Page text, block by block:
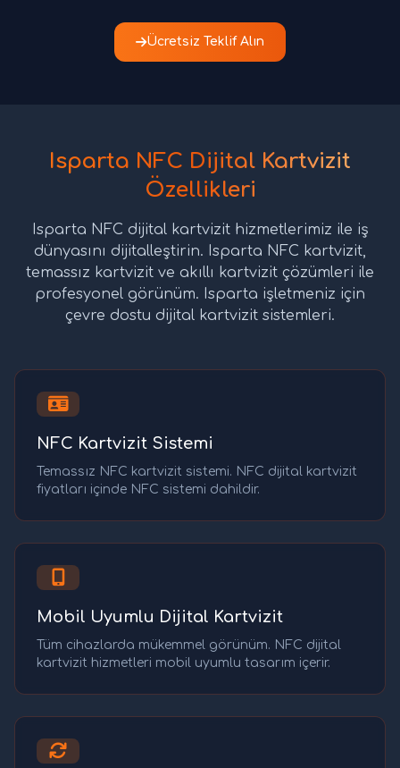
Ücretsiz Teklif Alın
Isparta NFC Dijital Kartvizit
Özellikleri
Isparta NFC dijital kartvizit hizmetlerimiz ile iş
dünyasını dijitalleştirin. Isparta NFC kartvizit,
temassız kartvizit ve akıllı kartvizit çözümleri ile
profesyonel görünüm. Isparta işletmeniz için
çevre dostu dijital kartvizit sistemleri.
NFC Kartvizit Sistemi
Temassız NFC kartvizit sistemi. NFC dijital kartvizit
fiyatları içinde NFC sistemi dahildir.
Mobil Uyumlu Dijital Kartvizit
Tüm cihazlarda mükemmel görünüm. NFC dijital
kartvizit hizmetleri mobil uyumlu tasarım içerir.